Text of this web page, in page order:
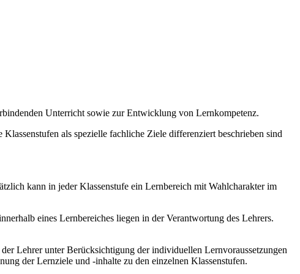
Unterricht sowie zur Entwicklung von Lernkompetenz.
als spezielle fachliche Ziele differenziert beschrieben sind
kann in jeder Klassenstufe ein Lernbereich mit Wahlcharakter im
eines Lernbereiches liegen in der Verantwortung des Lehrers.
Lehrer unter Berücksichtigung der individuellen Lernvoraussetzungen
der Lernziele und -inhalte zu den einzelnen Klassenstufen.